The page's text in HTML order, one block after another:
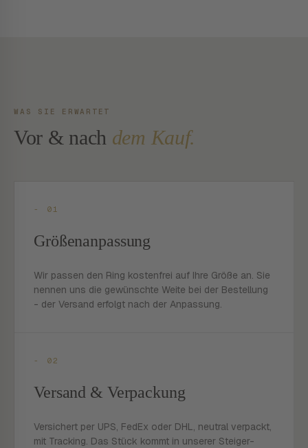
WAS SIE ERWARTET
Vor & nach dem Kauf.
- 01
Größenanpassung
Wir passen den Ring kostenfrei auf Ihre Größe an. Sie
nennen uns die gewünschte Weite bei der Bestellung
- der Versand erfolgt nach der Anpassung.
- 02
Versand & Verpackung
Versichert per UPS, FedEx oder DHL, neutral verpackt,
mit Tracking. Das Stück kommt in unserer Steiger-